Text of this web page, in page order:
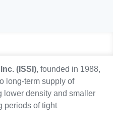
(ISSI), founded in 1988,
long-term supply of
lower density and smaller
periods of tight